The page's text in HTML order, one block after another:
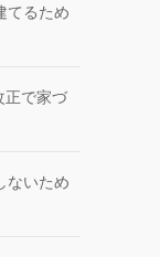
てるため
正で家づ
ないため